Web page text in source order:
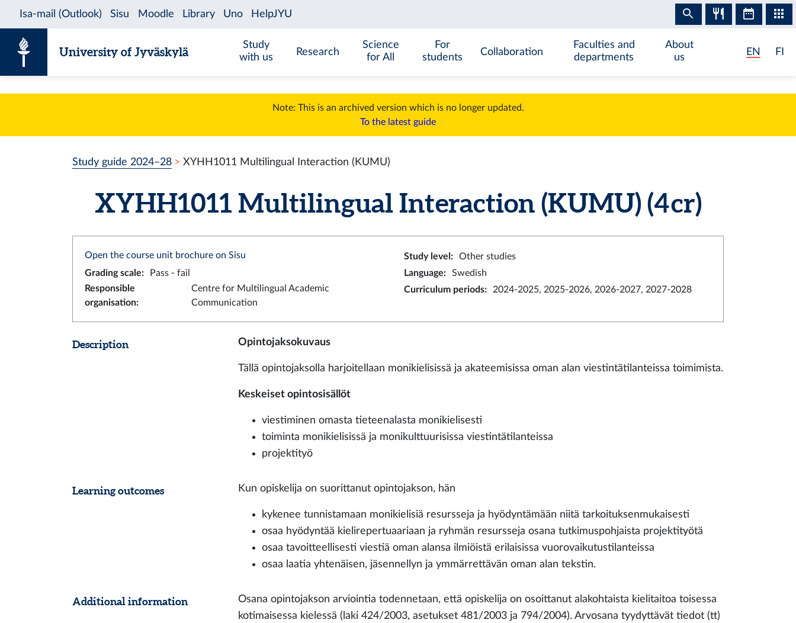
University of Jyväskylä
Study
with us
Research
Science
for All
For
students
Collaboration
Faculties and
departments
About
us
EN FI
Note: This is an archived version which is no longer updated.
To the latest guide
Study guide 2024–28 XYHH1011 Multilingual Interaction (KUMU)
XYHH1011 Multilingual Interaction (KUMU) (4 cr)
Open the course unit brochure on Sisu Study level :
Other studies
Grading scale: Pass - fail Language:
Swedish
Responsible
organisation:
Centre for Multilingual Academic
Communication
Curriculum periods: 2024-2025, 2025-2026, 2026-2027, 2027-2028
Description Opintojaksokuvaus
Tällä opintojaksolla harjoitellaan monikielisissä ja akateemisissa oman alan viestintätilanteissa toimimista.
Keskeiset opintosisällöt
viestiminen omasta tieteenalasta monikielisesti
toiminta monikielisissä ja monikulttuurisissa viestintätilanteissa
projektityö
Learning outcomes Kun opiskelija on suorittanut opintojakson, hän
kykenee tunnistamaan monikielisiä resursseja ja hyödyntämään niitä tarkoituksenmukaisesti
osaa hyödyntää kielirepertuaariaan ja ryhmän resursseja osana tutkimuspohjaista projektityötä
osaa tavoitteellisesti viestiä oman alansa ilmiöistä erilaisissa vuorovaikutustilanteissa
osaa laatia yhtenäisen, jäsennellyn ja ymmärrettävän oman alan tekstin.
Additional information
Osana opintojakson arviointia todennetaan, että opiskelija on osoittanut alakohtaista kielitaitoa toisessa
kotimaisessa kielessä (laki 424/2003, asetukset 481/2003 ja 794/2004). Arvosana tyydyttävät tiedot (tt)